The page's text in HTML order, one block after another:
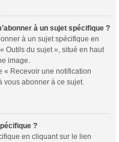
à un sujet spécifique ?
à un sujet spécifique en
Outils du sujet », situé en haut
image.
« Recevoir une notification
vous abonner à ce sujet.
?
en cliquant sur le lien